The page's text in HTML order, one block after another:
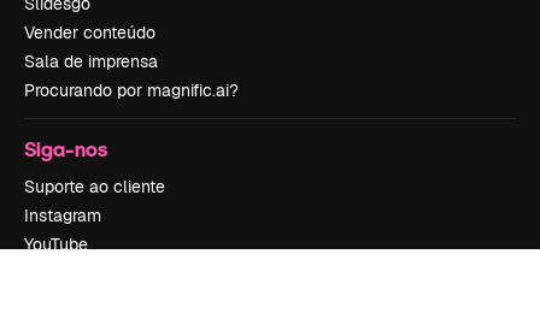
Vender conteúdo
Sala de imprensa
Procurando por magnific.ai?
Siga-nos
Suporte ao cliente
Instagram
YouTube